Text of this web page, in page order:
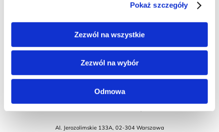
Pokaż szczegóły
Zezwól na wszystkie
Zezwól na wybór
Odmowa
Al. Jerozolimskie 133A, 02-304 Warszawa